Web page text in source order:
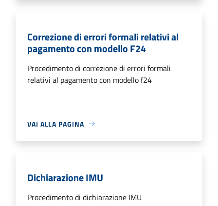
Correzione di errori formali relativi al
pagamento con modello F24
Procedimento di correzione di errori formali
relativi al pagamento con modello f24
VAI ALLA PAGINA
Dichiarazione IMU
Procedimento di dichiarazione IMU